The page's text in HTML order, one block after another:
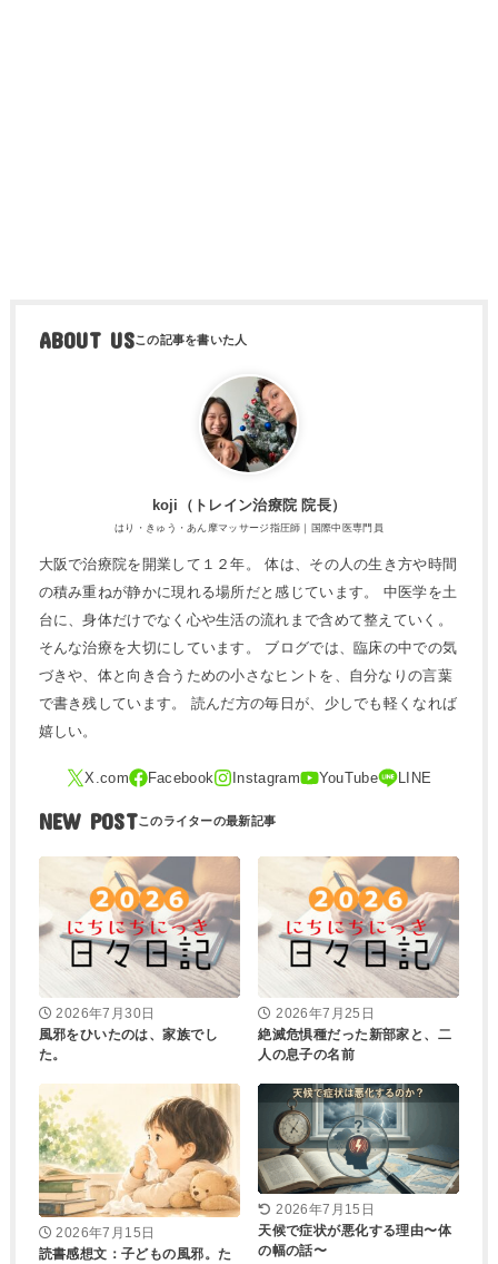
ABOUT US
koji（トレ​イン治療院 院長）
はり・きゅう・あん摩マッサージ指圧師｜国際中医専門員
大阪で治療院を開業して１２年。 体は、その人の生き方や時間
の積み重ねが静かに現れる場所だと感じています。 中医学を土
台に、身体だけでなく心や生活の流れまで含めて整えていく。
そんな治療を大切にしています。 ブログでは、臨床の中での気
づきや、体と向き合うための小さなヒントを、自分なりの言葉
で書き残しています。 読んだ方の毎日が、少しでも軽くなれば
嬉しい。
NEW POST
2026年7月30日
風邪をひいたのは、家族でし
た。
2026年7月25日
絶滅危惧種だった新部家と、二
人の息子の名前
2026年7月15日
読書感想文：子どもの風邪。た
2026年7月15日
天候で症状が悪化する理由〜体
の幅の話〜